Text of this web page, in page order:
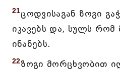
21ცოდვისაგან ზოგი
იკავებს და, სულს რომ
ინანებს.
22ზოგი მორცხვობით